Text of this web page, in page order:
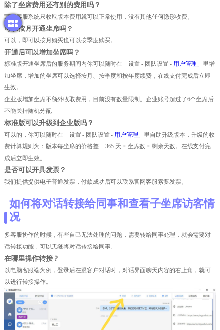
除了坐席费用还有别的费用吗？
莺语客服系统只收取版本费用就可以正常使用，没有其他任何隐形收费。
可以按月开通坐席吗？
可以，即可以按月购买也可以按季度购买。
开通后可以增加坐席吗？
标准版开通坐席后的服务期间内你可以随时在「设置 - 团队设置 - 用户管理 」里增
加坐席，增加的坐席可以选择按月、按季度和按年度续费，在线支付完成后立即
生效。
企业版增加坐席不额外收取费用，目前没有数量限制。企业账号超过了6个坐席后
不能关掉随机分配
标准版可以升级到企业版吗？
可以的，你可以随时在「设置 - 团队设置 - 用户管理 」里自助升级版本，升级的收
费计算规则为：版本每坐席的价格差 ÷ 365 天 × 坐席数 × 剩余天数。在线支付完
成后立即生效。
是否可以开具发票？
我们提供提供电子普通发票，付款成功后可以联系官网客服索要发票。
如何将对话转接给同事和查看子坐席访客情
况
多客服协作的时候，有些自己无法处理的问题，需要转给同事处理，就会需要对
话转接功能，可以无缝将对话转接给同事。
在哪里操作转接？
以电脑客服端为例，登录后在跟客户对话时，对话界面聊天内容的右上角，就可
以进行转接操作。